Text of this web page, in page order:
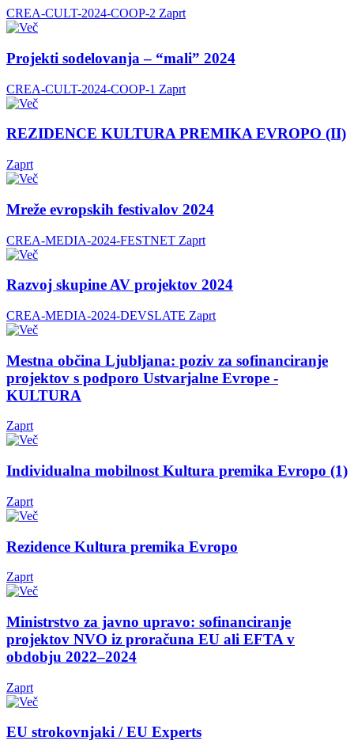
CREA-CULT-2024-COOP-2 Zaprt
Projekti sodelovanja – “mali” 2024
CREA-CULT-2024-COOP-1 Zaprt
REZIDENCE KULTURA PREMIKA EVROPO (II)
Zaprt
Mreže evropskih festivalov 2024
CREA-MEDIA-2024-FESTNET Zaprt
Razvoj skupine AV projektov 2024
CREA-MEDIA-2024-DEVSLATE Zaprt
Mestna občina Ljubljana: poziv za sofinanciranje
projektov s podporo Ustvarjalne Evrope -
KULTURA
Zaprt
Individualna mobilnost Kultura premika Evropo (1)
Zaprt
Rezidence Kultura premika Evropo
Zaprt
Ministrstvo za javno upravo: sofinanciranje
projektov NVO iz proračuna EU ali EFTA v
obdobju 2022–2024
Zaprt
EU strokovnjaki / EU Experts